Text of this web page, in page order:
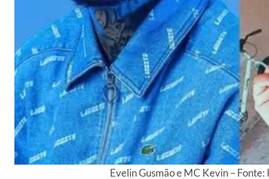
Evelin Gusmão e MC Kevin –